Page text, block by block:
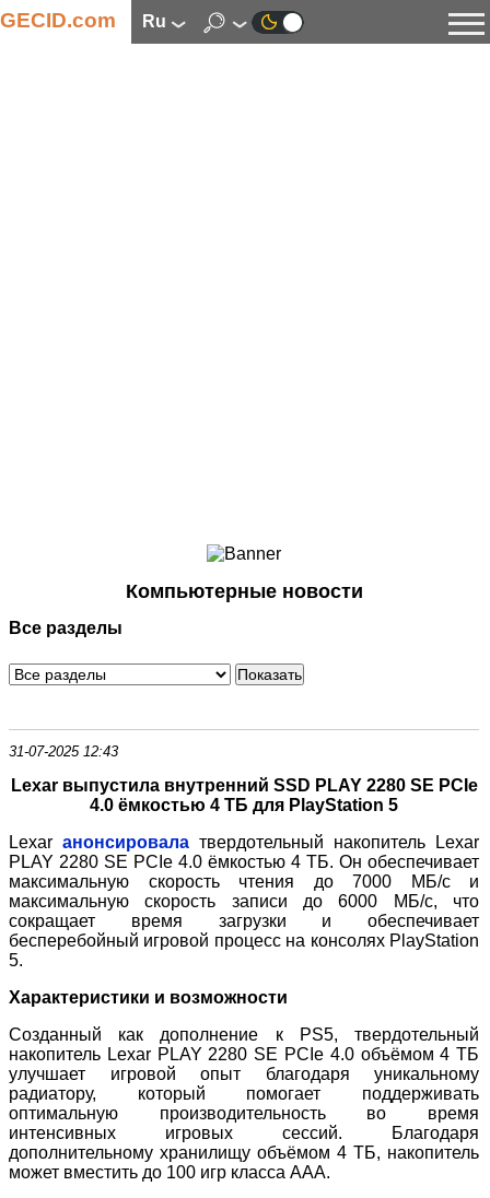
GECID.com ru
Смартфоны
Периферия
Программное обеспечение
Компьютерные новости
Все разделы
31-07-2025 12:43
Lexar выпустила внутренний SSD PLAY 2280 SE PCIe
4.0 ёмкостью 4 ТБ для PlayStation 5
Lexarанонсировалатвердотельный накопитель Lexar
PLAY 2280 SE PCIe 4.0 ёмкостью 4 ТБ. Он обеспечивает
максимальную скорость чтения до 7000 МБ/с и
максимальную скорость записи до 6000 МБ/с, что
сокращает время загрузки и обеспечивает
бесперебойный игровой процесс на консолях PlayStation
5.
Характеристики и возможности
Созданный как дополнение к PS5, твердотельный
накопитель Lexar PLAY 2280 SE PCIe 4.0 объёмом 4 ТБ
улучшает игровой опыт благодаря уникальному
радиатору, который помогает поддерживать
оптимальную производительность во время
интенсивных игровых сессий. Благодаря
дополнительному хранилищу объёмом 4 ТБ, накопитель
может вместить до 100 игр класса AAA.